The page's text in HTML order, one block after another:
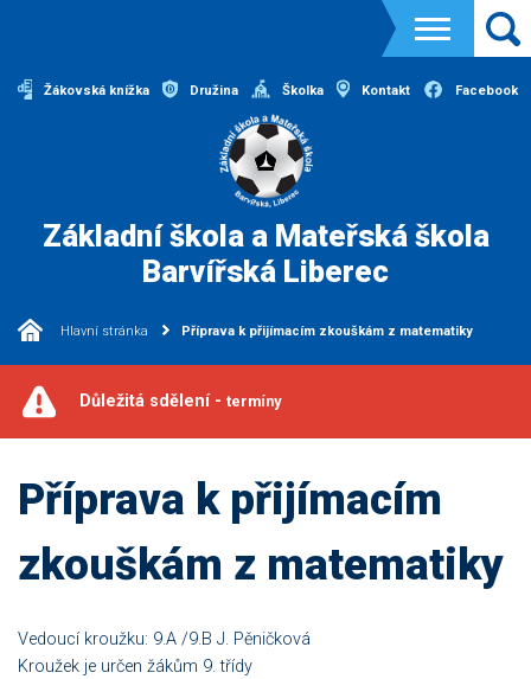
Žákovská knížka Družina Školka Kontakt Facebook
Základní škola a Mateřská škola
Barvířská Liberec
Hlavní stránka Příprava k přijímacím zkouškám z matematiky
Důležitá sdělení - termíny
Příprava k přijímacím
zkouškám z matematiky
Vedoucí kroužku: 9.A /9.B J. Pěničková
Kroužek je určen žákům 9. třídy